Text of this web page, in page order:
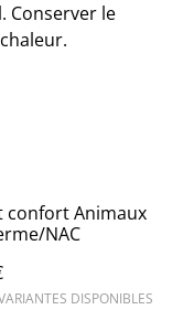
Conserver le
confort Animaux
NAC
DISPONIBLES